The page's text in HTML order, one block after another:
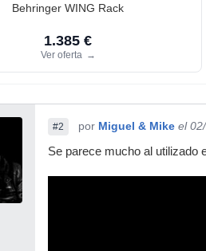
Behringer WING Rack
1.385 €
Ver oferta →
#2 por Miguel & Mike el
Se parece mucho al utilizado